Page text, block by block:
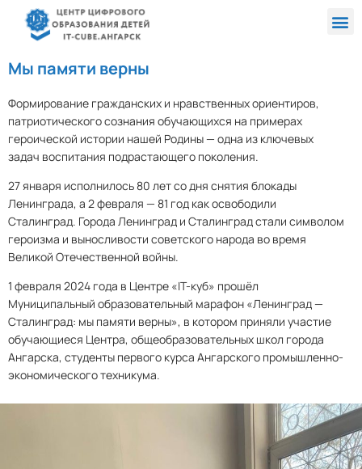
Мы памяти верны
Формирование гражданских и нравственных ориентиров,
патриотического сознания обучающихся на примерах
героической истории нашей Родины — одна из ключевых
задач воспитания подрастающего поколения.
27 января исполнилось 80 лет со дня снятия блокады
Ленинграда, а 2 февраля — 81 год как освободили
Сталинград. Города Ленинград и Сталинград стали символом
героизма и выносливости советского народа во время
Великой Отечественной войны.
1 февраля 2024 года в Центре «IT-куб» прошёл
Муниципальный образовательный марафон «Ленинград —
Сталинград: мы памяти верны», в котором приняли участие
обучающиеся Центра, общеобразовательных школ города
Ангарска, студенты первого курса Ангарского промышленно-
экономического техникума.